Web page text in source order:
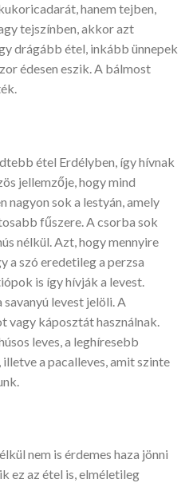
hanem tejben,
tejszínben, akkor azt
drágább étel, inkább ünnepek
édesen eszik. A bálmost
étel Erdélyben, így hívnak
jellemzője, hogy mind
nagyon sok a lestyán, amely
fűszere. A csorba sok
nélkül. Azt, hogy mennyire
a szó eredetileg a perzsa
is így hívják a levest.
savanyú levest jelöli. A
vagy káposztát használnak.
leves, a leghíresebb
a pacalleves, amit szinte
nem is érdemes haza jönni
ez az étel is, elméletileg